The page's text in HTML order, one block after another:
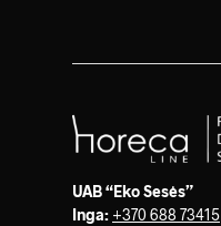
UAB “Eko Sesės”
Inga: +370 688 73415